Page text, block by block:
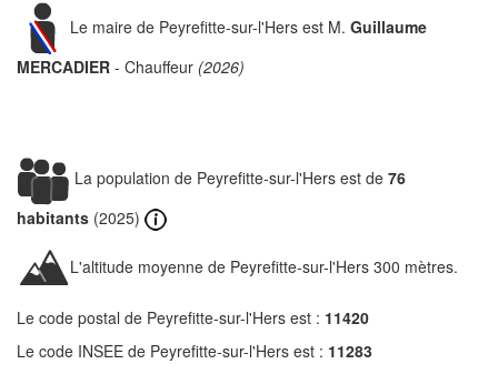
Le maire de Peyrefitte-sur-l'Hers est M. Guillaume
MERCADIER - Chauffeur (2026)
La population de Peyrefitte-sur-l'Hers est de 76
habitants (2025)
L'altitude moyenne de Peyrefitte-sur-l'Hers 300 mètres.
Le code postal de Peyrefitte-sur-l'Hers est : 11420
Le code INSEE de Peyrefitte-sur-l'Hers est : 11283